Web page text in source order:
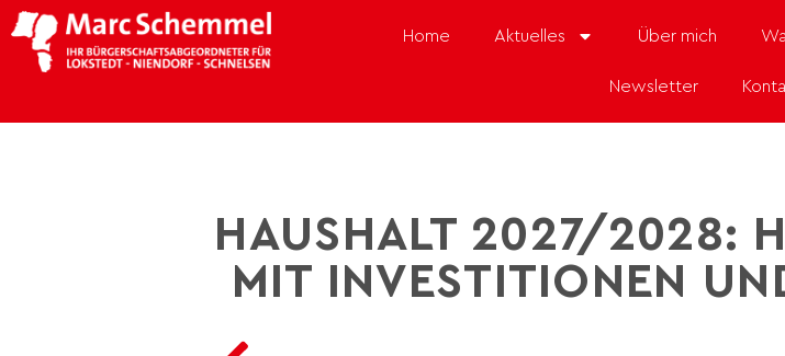
Home Aktuelles Über mich
Newsletter
HAUSHALT 2027/2028:
MIT INVESTITIONEN